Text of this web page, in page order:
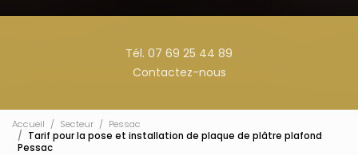
Tél. 07 69 25 44 89
Contactez-nous
Accueil Secteur
Pessac
Tarif pour la pose et installation de plaque de plâtre plafond
Pessac